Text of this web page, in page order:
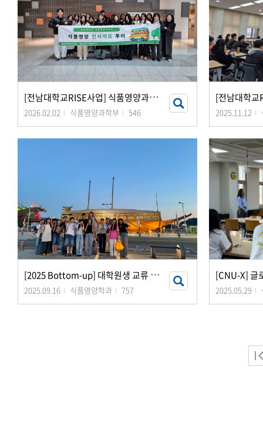
[
전남대학교RISE사업] 식품영양과학부 식품영양 인사이트 투어(대전)
2026.02.02 식품영양과학부 546 2025.11.12
[
2025 Bottom-up] 대학원생 교류 및 공동 연구 기획(여수)
2025.09.16 식품영양학과 757
[CNU-X] 글
2025.05.29